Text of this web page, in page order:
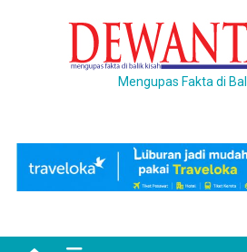
Mengupas Fakta di